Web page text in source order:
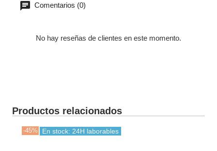
Comentarios (0)
No hay reseñas de clientes en este momento.
Productos relacionados
-45% En stock: 24H laborables